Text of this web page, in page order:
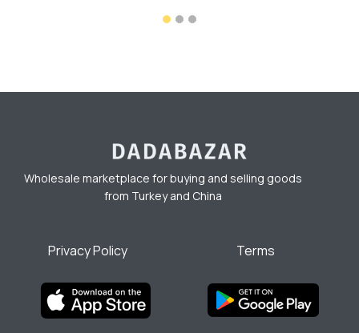
Wholesale marketplace for buying and selling goods
from Turkey and China
Privacy Policy Terms